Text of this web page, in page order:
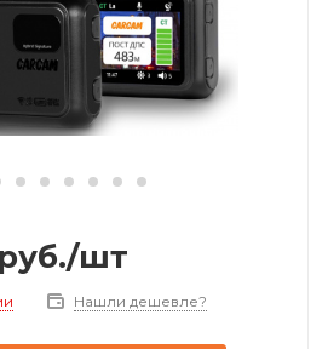
руб./шт
Нашли дешевле?